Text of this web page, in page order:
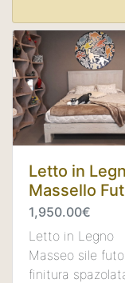
Letto in
Massello
1,950.00€
Letto in Legno
Masseo sile
finitura